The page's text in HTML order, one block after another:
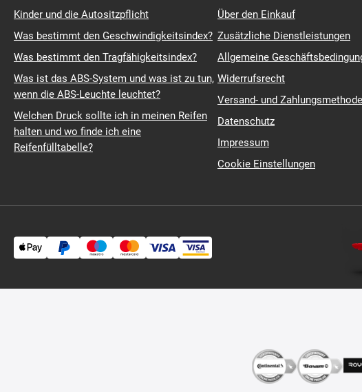
Kinder und die Autositzpflicht
Was bestimmt den Geschwindigkeitsindex?
Was bestimmt den Tragfähigkeitsindex?
Was ist das ABS-System und was ist zu tun,
wenn die ABS-Leuchte leuchtet?
Welchen Druck sollte ich in meinen Reifen
halten und wo finde ich eine
Reifenfülltabelle?
Über den Einkauf
Zusätzliche Dienstleistungen
Allgemeine
Widerrufsrecht
Versand- und
Datenschutz
Impressum
Cookie Einstellungen